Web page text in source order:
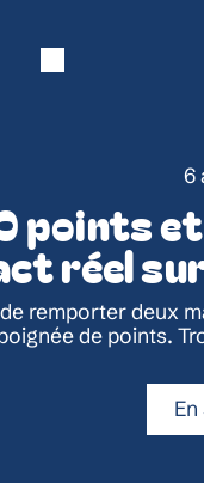
6
points
réel
remporter deux
de points.